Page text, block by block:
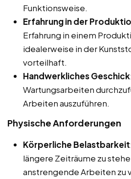
Funktionsweise.
Erfahrung in der
Erfahrung in einem
idealerweise in der
vorteilhaft.
Handwerkliches Geschick
Wartungsarbeiten
Arbeiten auszuführen.
Physische Anforderungen
Körperliche Belastbarkeit
längere Zeiträume zu
anstrengende Arbeiten zu